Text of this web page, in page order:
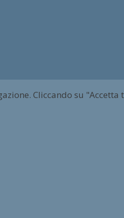
Cliccando su "Accetta